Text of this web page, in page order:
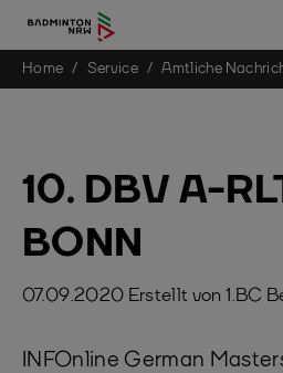
Skip to main content
You are here:
Home Service Amtliche
10. DBV A-
BONN
07.09.2020 Erstellt von1.BC
INFOnline German